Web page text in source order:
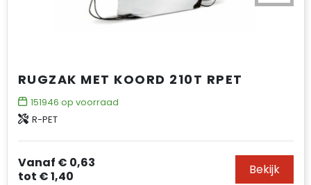
RUGZAK MET KOORD 210T RPET
151946 op voorraad
R-PET
Vanaf € 0,63
tot € 1,40 Bekijk